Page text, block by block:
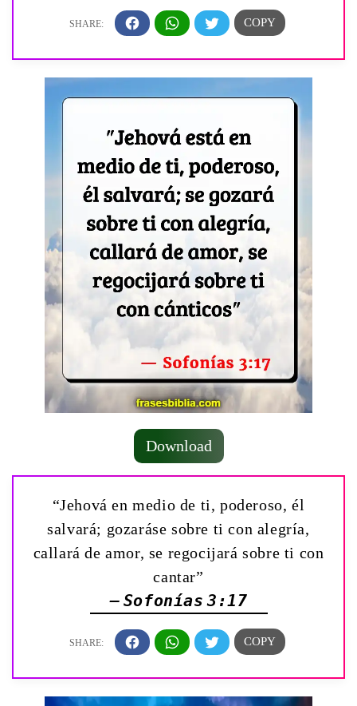
Download
“Jehová en medio de ti, poderoso, él
salvará; gozaráse sobre ti con alegría,
callará de amor, se regocijará sobre ti con
cantar”
— Sofonías 3:17